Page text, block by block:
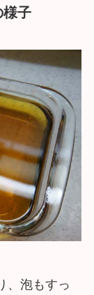
様子
、泡もすっ